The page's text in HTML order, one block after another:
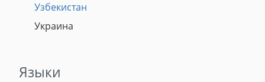
Узбекистан
Украина
Языки